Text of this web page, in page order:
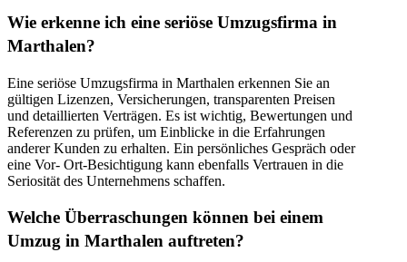
Wie erkenne ich eine seriöse Umzugsfirma in
Marthalen?
Eine seriöse Umzugsfirma in Marthalen erkennen Sie an
gültigen Lizenzen, Versicherungen, transparenten Preisen
und detaillierten Verträgen. Es ist wichtig, Bewertungen und
Referenzen zu prüfen, um Einblicke in die Erfahrungen
anderer Kunden zu erhalten. Ein persönliches Gespräch oder
eine Vor- Ort-Besichtigung kann ebenfalls Vertrauen in die
Seriosität des Unternehmens schaffen.
Welche Überraschungen können bei einem
Umzug in Marthalen auftreten?